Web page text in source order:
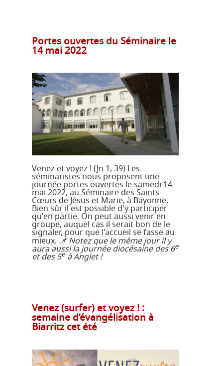
Portes ouvertes du Séminaire le
14 mai 2022
Venez et voyez ! (Jn 1, 39) Les
séminaristes nous proposent une
journée portes ouvertes le samedi 14
mai 2022, au Séminaire des Saints
Cœurs de Jésus et Marie, à Bayonne.
Bien sûr il est possible d'y participer
qu'en partie. On peut aussi venir en
groupe, auquel cas il serait bon de le
signaler, pour que l'accueil se fasse au
mieux. 📌 Notez que le même jour il y
aura aussi la journée diocésaine des 6e
et des 5e à Anglet !
Venez (surfer) et voyez ! :
semaine d’évangélisation à
Biarritz cet été